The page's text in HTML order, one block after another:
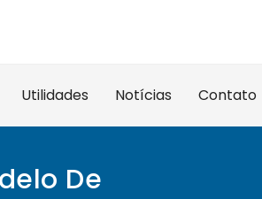
Utilidades Notícias Contato
De